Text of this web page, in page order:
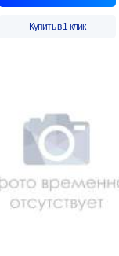
Купить в 1 клик